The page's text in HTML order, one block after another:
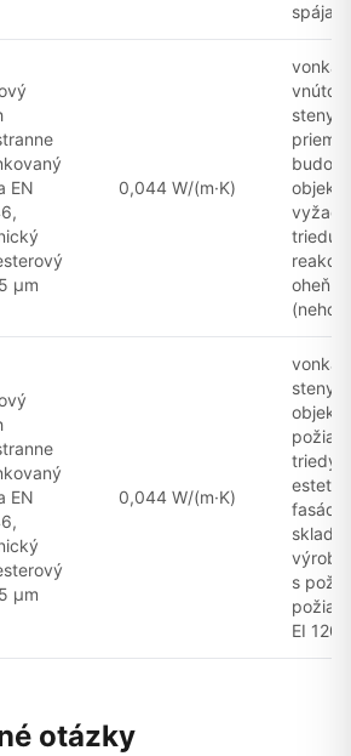
EN
μm
0,044 W/(m·K)
steny
budov,
objekty
triedu
oheň
EN
μm
0,044 W/(m·K)
steny
triedy
fasády,
s
EI 120
otázky